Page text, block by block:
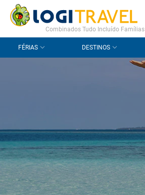
CONTACTO PERGUNTAS FREQUENTES
Combinados Tudo Incluído Famílias
FÉRIAS DESTINOS